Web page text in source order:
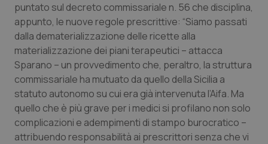
Sardegna
Sicilia
Toscana
Umbria
Valle D’Aosta
Malattia di Crohn & Rettocolite Ulcerosa
Neuroscienze & patologie neurodegenerative
Obesità
Oftalmologia
Oncodermatologia
puntato sul decreto commissariale n. 56 che disciplina,
appunto, le nuove regole prescrittive: “Siamo passati
dalla dematerializzazione delle ricette alla
materializzazione dei piani terapeutici – attacca
Sparano – un provvedimento che, peraltro, la struttura
commissariale ha mutuato da quello della Sicilia a
statuto autonomo su cui era già intervenuta l’Aifa. Ma
quello che è più grave per i medici si profilano non solo
complicazioni e adempimenti di stampo burocratico –
attribuendo responsabilità ai prescrittori senza che vi